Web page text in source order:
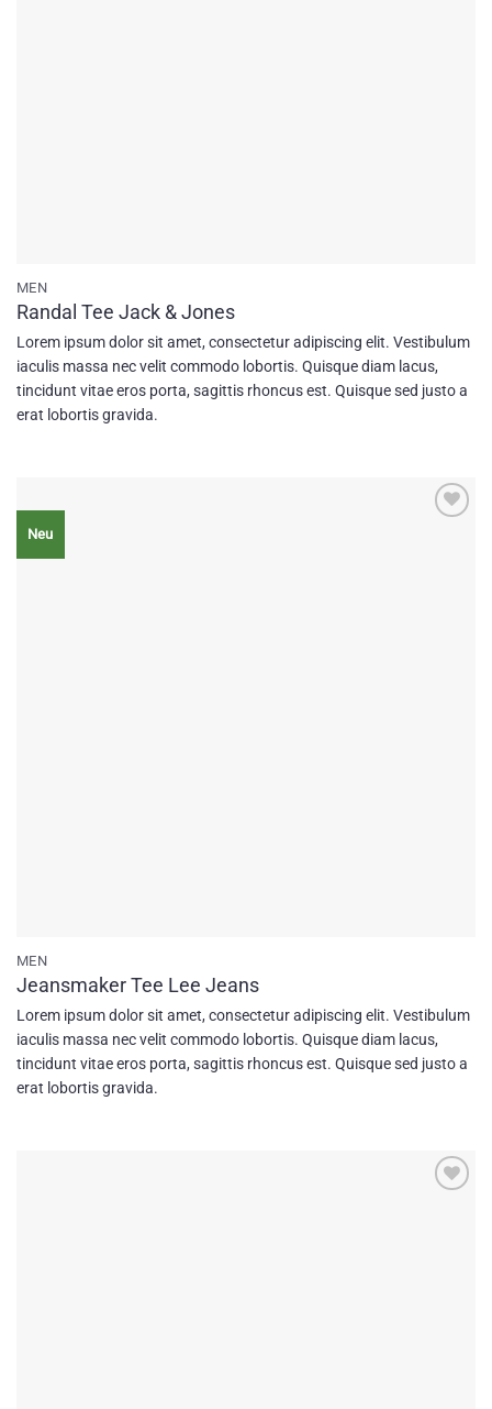
MEN
Randal Tee Jack & Jones
Lorem ipsum dolor sit amet, consectetur adipiscing elit. Vestibulum
iaculis massa nec velit commodo lobortis. Quisque diam lacus,
tincidunt vitae eros porta, sagittis rhoncus est. Quisque sed justo a
erat lobortis gravida.
Neu
MEN
Jeansmaker Tee Lee Jeans
Lorem ipsum dolor sit amet, consectetur adipiscing elit. Vestibulum
iaculis massa nec velit commodo lobortis. Quisque diam lacus,
tincidunt vitae eros porta, sagittis rhoncus est. Quisque sed justo a
erat lobortis gravida.